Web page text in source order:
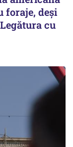
foraje, deși
cu